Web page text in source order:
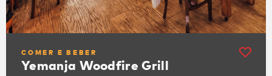
COMER E BEBER
Yemanja Woodfire Grill